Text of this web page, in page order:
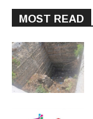
MOST READ